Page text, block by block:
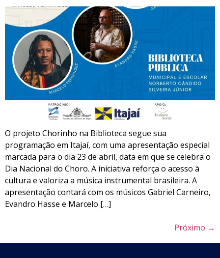
O projeto Chorinho na Biblioteca segue sua
programação em Itajaí, com uma apresentação especial
marcada para o dia 23 de abril, data em que se celebra o
Dia Nacional do Choro. A iniciativa reforça o acesso à
cultura e valoriza a música instrumental brasileira. A
apresentação contará com os músicos Gabriel Carneiro,
Evandro Hasse e Marcelo […]
Próximo →